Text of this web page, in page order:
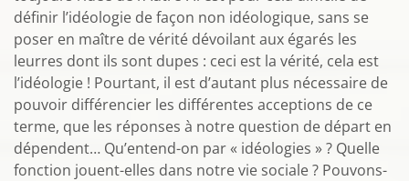
définir l’idéologie de façon non idéologique, sans se
poser en maître de vérité dévoilant aux égarés les
leurres dont ils sont dupes : ceci est la vérité, cela est
l’idéologie ! Pourtant, il est d’autant plus nécessaire de
pouvoir différencier les différentes acceptions de ce
terme, que les réponses à notre question de départ en
dépendent… Qu’entend-on par « idéologies » ? Quelle
fonction jouent-elles dans notre vie sociale ? Pouvons-